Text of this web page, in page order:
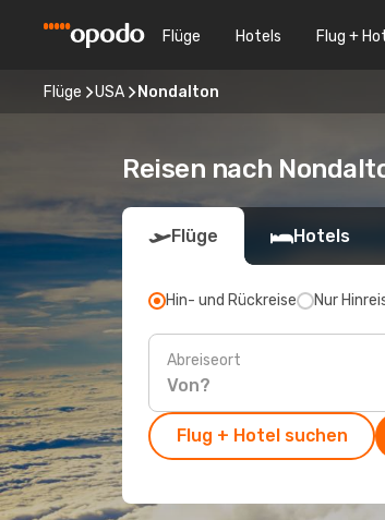
Flüge Hotels Flug +
Flüge USA Nondalton
Reisen nach
Flüge Hotels
Hin- und Rückreise Nur
Abreiseort
Flug + Hotel suchen